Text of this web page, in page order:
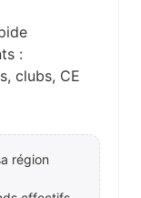
:
clubs, CE
région